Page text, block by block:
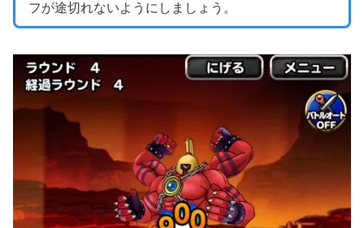
フが途切れないようにしましょう。